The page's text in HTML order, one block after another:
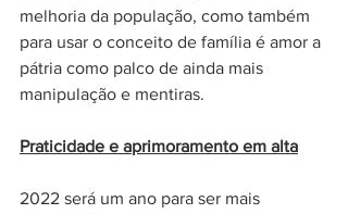
melhoria da população, como também
para usar o conceito de família é amor a
pátria como palco de ainda mais
manipulação e mentiras.
Praticidade e aprimoramento em alta
2022 será um ano para ser mais